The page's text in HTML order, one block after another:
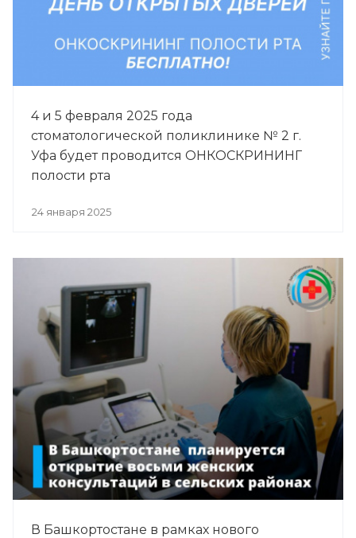
4 и 5 февраля 2025 года
стоматологической поликлинике № 2 г.
Уфа будет проводится ОНКОСКРИНИНГ
полости рта
24 января 2025
В Башкортостане в рамках нового